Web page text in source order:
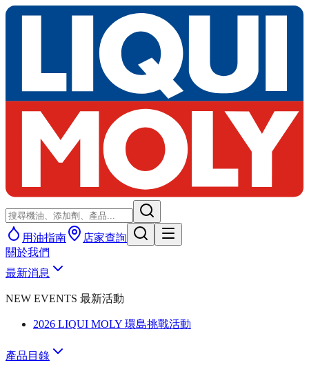
用油指南
店家查詢
關於我們
最新消息
NEW EVENTS 最新活動
2026 LIQUI MOLY 環島挑戰活動
產品目錄